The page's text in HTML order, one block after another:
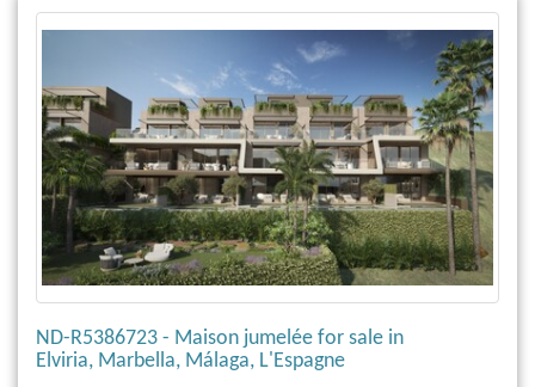
ND-R5386723 - Maison jumelée for sale in
Elviria, Marbella, Málaga, L'Espagne